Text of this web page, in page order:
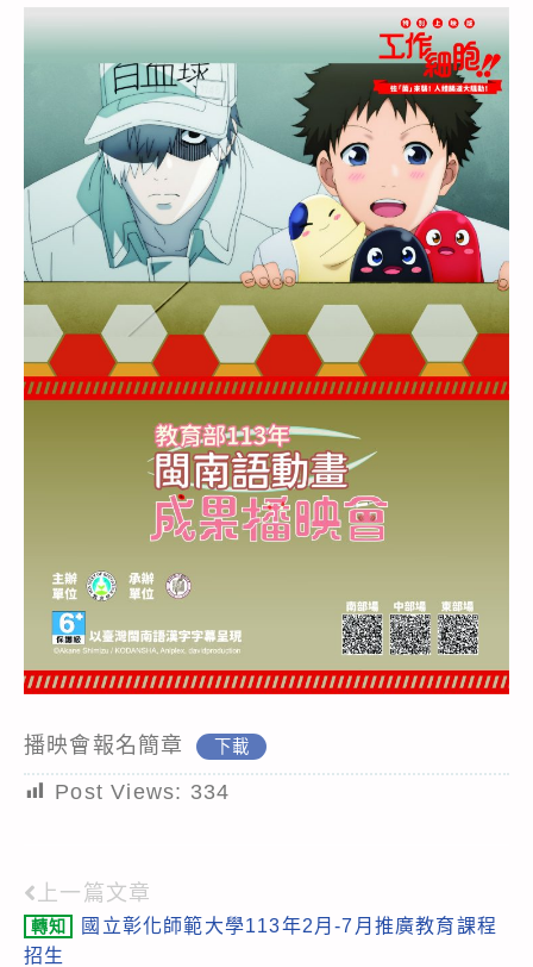
播映會報名簡章 下載
Post Views: 334
Read
more
上一篇文章
轉知
國立彰化師範大學113年2月-7月推廣教育課程
招生